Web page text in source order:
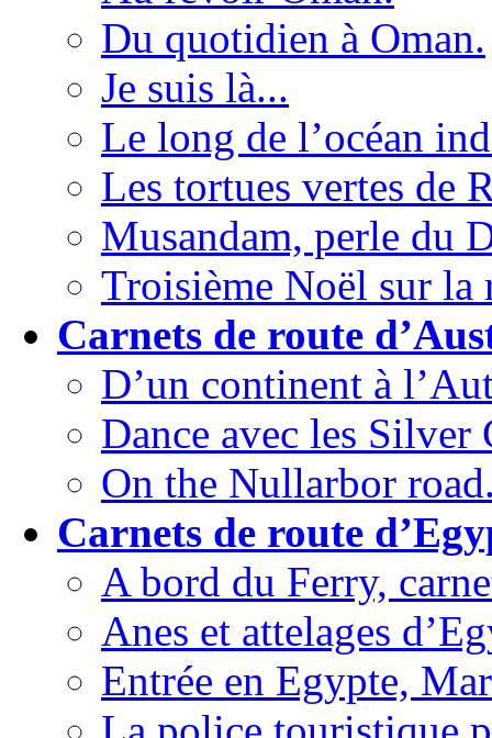
Du quotidien à Oman.
Je suis là...
Le long de l’océan
Les tortues vertes de
Musandam, perle du
Troisième Noël sur la
Carnets de route
D’un continent à
Dance avec les Silver
On the Nullarbor
Carnets de route
A bord du Ferry,
Anes et attelages
Entrée en Egypte,